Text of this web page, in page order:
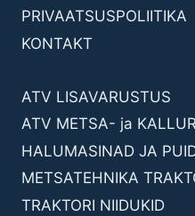
PRIVAATSUSPOLIITIKA
KONTAKT
ATV LISAVARUSTUS
ATV METSA- ja
HALUMASINAD JA
METSATEHNIKA
TRAKTORI NIIDUKID